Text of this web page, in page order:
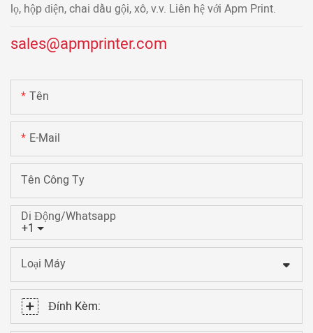
lọ, hộp điện, chai dầu gội, xô, v.v. Liên hệ với Apm Print.
sales@apmprinter.com
Tên
E-Mail
Tên Công Ty
+1
Di Động/Whatsapp
Loại Máy
Đính Kèm: